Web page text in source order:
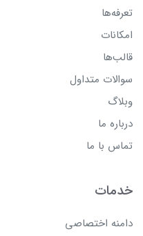
تعرفه‌ها
امکانات
قالب‌ها
سوالات متداول
وبلاگ
درباره ما
تماس با ما
خدمات
دامنه اختصاصی